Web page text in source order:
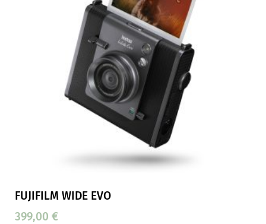
FUJIFILM WIDE EVO
399,00 €